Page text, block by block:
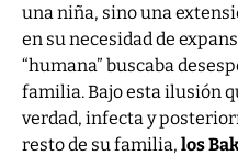
una niña, sino una
en su necesidad de
“humana” buscaba
familia. Bajo esta ilusión
verdad, infecta y
resto de su familia, los